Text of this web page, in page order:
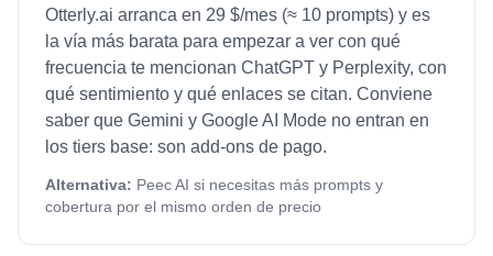
Otterly.ai arranca en 29 $/mes (≈ 10 prompts) y es
la vía más barata para empezar a ver con qué
frecuencia te mencionan ChatGPT y Perplexity, con
qué sentimiento y qué enlaces se citan. Conviene
saber que Gemini y Google AI Mode no entran en
los tiers base: son add-ons de pago.
Alternativa: Peec AI si necesitas más prompts y
cobertura por el mismo orden de precio